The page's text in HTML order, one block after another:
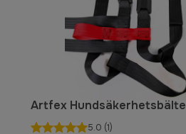
Artfex Hundsäkerhetsbälte
5.0 (1)